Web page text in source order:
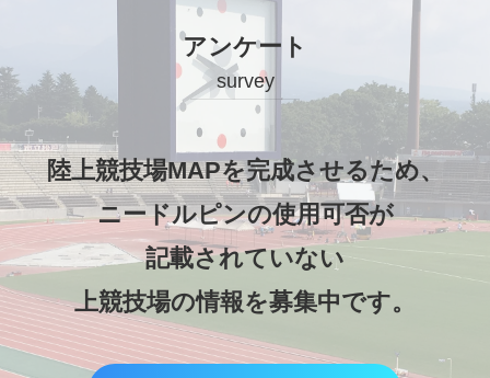
アンケート
survey
陸上競技場MAPを完成させるため、
ニードルピンの使用可否が
記載されていない
上競技場の情報を募集中です。